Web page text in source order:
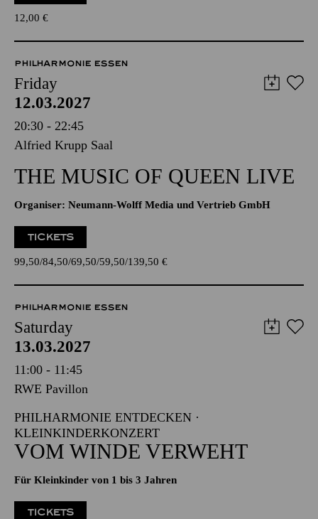
12,00 €
PHILHARMONIE ESSEN
Friday
12.03.2027
20:30 - 22:45
Alfried Krupp Saal
THE MUSIC OF QUEEN LIVE
Organiser: Neumann-Wolff Media und Vertrieb GmbH
TICKETS
99,50 84,50 69,50 59,50 139,50 €
PHILHARMONIE ESSEN
Saturday
13.03.2027
11:00 - 11:45
RWE Pavillon
PHILHARMONIE ENTDECKEN ·
KLEINKINDERKONZERT
VOM WINDE VERWEHT
Für Kleinkinder von 1 bis 3 Jahren
TICKETS